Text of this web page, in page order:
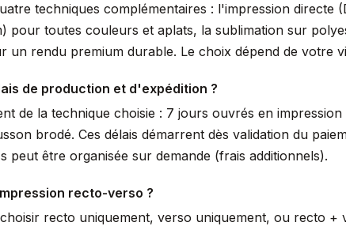
techniques complémentaires : l'impression
pour toutes couleurs et aplats, la sublimation sur
un rendu premium durable. Le choix dépend de votre
de production et d'expédition ?
de la technique choisie : 7 jours ouvrés en
brodé. Ces délais démarrent dès validation du
peut être organisée sur demande (frais additionnels).
recto-verso ?
recto uniquement, verso uniquement, ou recto